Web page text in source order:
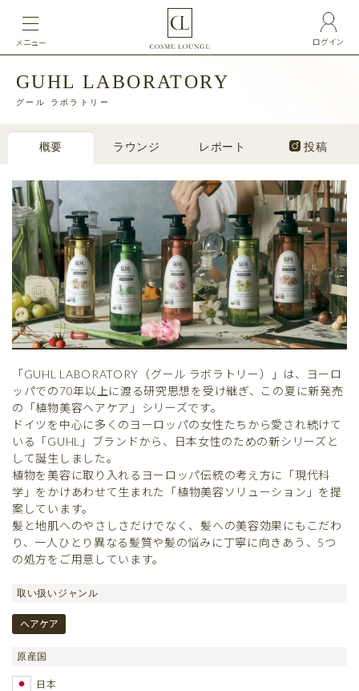
ログイン
メニュー
GUHL LABORATORY
グール ラボラトリー
概要 ラウンジ レポート 投稿
「GUHL LABORATORY（グール ラボラトリー）」は、
ヨーロ
ッパでの70年以上に渡る研究思想を受け継ぎ、この夏に新発売
の「植物美容ヘアケア」シリーズです。
ドイツを中心に多くのヨーロッパの女性たちから愛され続けて
いる
「GUHL」ブランドから、日本女性のための新シリーズと
して誕生しました。
植物を美容に取り入れるヨーロッパ伝統の考え方に「現代科
学」 をかけあわせて生まれた「植物美容ソリューション」を提
案しています。
髪と地肌へのやさしさだけでなく、 髪への美容効果にもこだわ
り、一人ひとり異なる髪質や髪の悩みに丁寧に向きあう、5つ
の処方をご用意しています。
取い扱いジャンル
ヘアケア
原産国
日本